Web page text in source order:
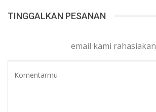
TINGGALKAN PESANAN
email kami rahasiakan